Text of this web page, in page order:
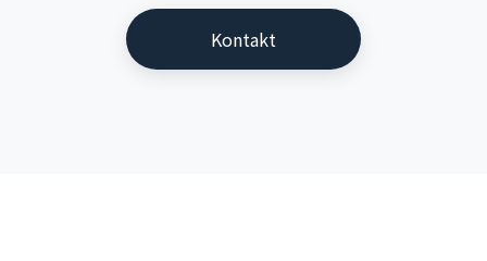
Kontakt